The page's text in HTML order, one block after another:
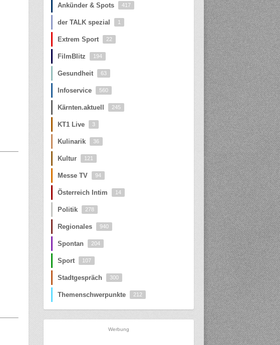
Ankünder & Spots 417
der TALK spezial 1
Extrem Sport 22
FilmBlitz 194
Gesundheit 63
Infoservice 560
Kärnten.aktuell 245
KT1 Live 3
Kulinarik 36
Kultur 121
Messe TV 94
Österreich Intim 14
Politik 278
Regionales 940
Spontan 204
Sport 107
Stadtgespräch 300
Themenschwerpunkte 212
Werbung